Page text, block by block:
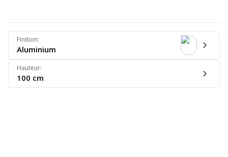
Finition:
Aluminium
Hauteur:
100 cm